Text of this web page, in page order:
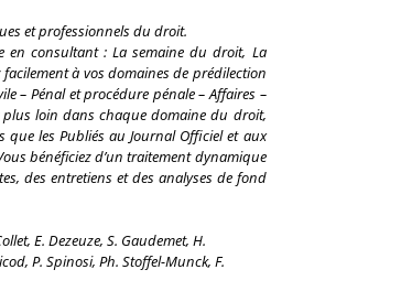
et professionnels du droit.
en consultant : La semaine du droit, La
à vos domaines de prédilection
– Pénal et procédure pénale – Affaires –
plus loin dans chaque domaine du droit,
que les Publiés auJournal Officielet aux
bénéficiez d’un traitement dynamique
des entretiens et des analyses de fond
E. Dezeuze, S. Gaudemet, H.
P. Spinosi, Ph. Stoffel-Munck, F.